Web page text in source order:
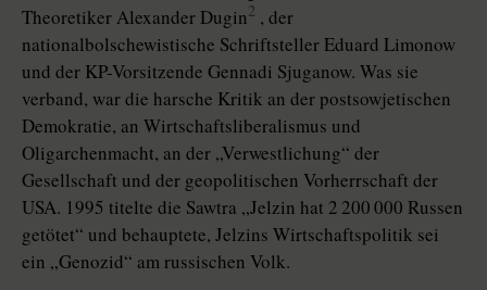
Theoretiker Alexander Dugin2 , der
nationalbolschewistische Schriftsteller Eduard Limonow
und der KP-Vorsitzende Gennadi Sjuganow. Was sie
verband, war die harsche Kritik an der postsowjetischen
Demokratie, an Wirtschaftsliberalismus und
Oligarchenmacht, an der „Verwestlichung“ der
Gesellschaft und der geopolitischen Vorherrschaft der
USA. 1995 titelte die Sawtra „Jelzin hat 2 200 000 Russen
getötet“ und behauptete, Jelzins Wirtschaftspolitik sei
ein „Genozid“ am russischen Volk.